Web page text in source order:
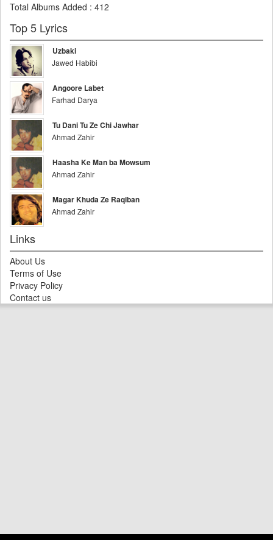
Total Albums Added : 412
Top 5 Lyrics
Uzbaki
Jawed Habibi
Angoore Labet
Farhad Darya
Tu Dani Tu Ze Chi Jawhar
Ahmad Zahir
Haasha Ke Man ba Mowsum
Ahmad Zahir
Magar Khuda Ze Raqiban
Ahmad Zahir
Links
About Us
Terms of Use
Privacy Policy
Contact us